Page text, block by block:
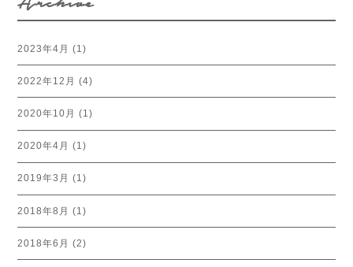
2023年4月 (1)
2022年12月 (4)
2020年10月 (1)
2020年4月 (1)
2019年3月 (1)
2018年8月 (1)
2018年6月 (2)